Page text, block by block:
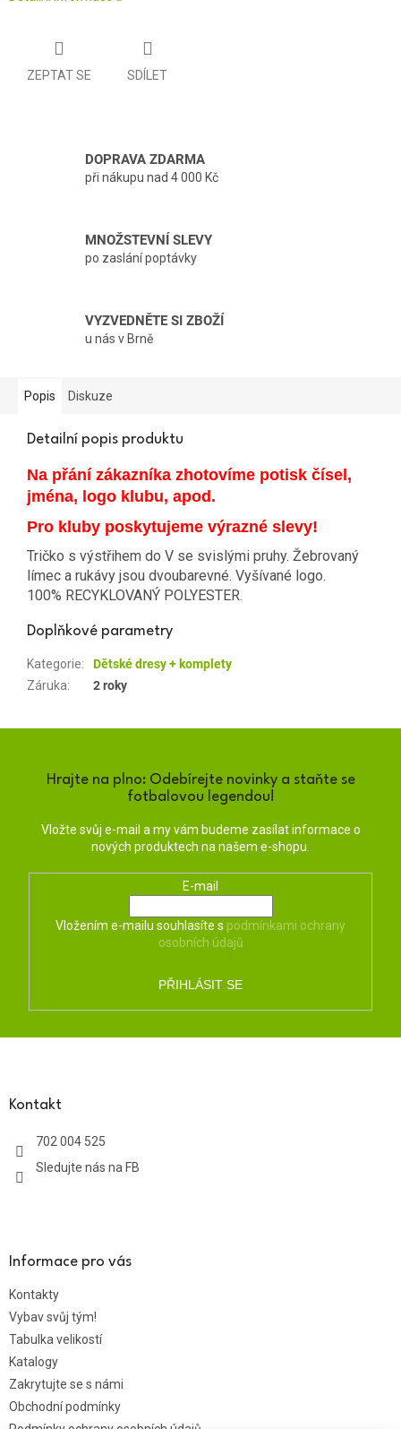
ZEPTAT SE SDÍLET
DOPRAVA ZDARMA
při nákupu nad 4 000 Kč
MNOŽSTEVNÍ SLEVY
po zaslání poptávky
VYZVEDNĚTE SI ZBOŽÍ
u nás v Brně
Popis Diskuze
Detailní popis produktu
Na přání zákazníka zhotovíme potisk čísel,
jména, logo klubu, apod.
Pro kluby poskytujeme výrazné slevy!
Tričko s výstřihem do V se svislými pruhy. Žebrovaný
límec a rukávy jsou dvoubarevné. Vyšívané logo.
100% RECYKLOVANÝ POLYESTER.
Doplňkové parametry
Kategorie:
Dětské dresy + komplety
Záruka: 2 roky
Hrajte na plno: Odebírejte novinky a staňte se
fotbalovou legendou!
Vložte svůj e-mail a my vám budeme zasílat informace o
nových produktech na našem e-shopu.
E-mail
Vložením e-mailu souhlasíte s podmínkami ochrany
osobních údajů
PŘIHLÁSIT SE
Kontakt
702 004 525
Sledujte nás na FB
Informace pro vás
Kontakty
Vybav svůj tým!
Tabulka velikostí
Katalogy
Zakrytujte se s námi
Obchodní podmínky